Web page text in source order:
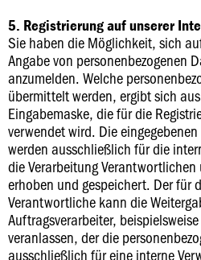
5. Registrierung auf unserer
Sie haben die Möglichkeit, sich
Angabe von personenbezogenen
anzumelden. Welche
übermittelt werden, ergibt sich
Eingabemaske, die für die
verwendet wird. Die
werden ausschließlich für die
die Verarbeitung Verantwortlichen
erhoben und gespeichert. Der für
Verantwortliche kann die
Auftragsverarbeiter,
veranlassen, der die
ausschließlich für eine interne